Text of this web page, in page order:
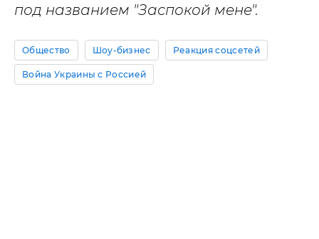
под названием "Заспокой мене".
Общество Шоу-бизнес Реакция соцсетей
Война Украины с Россией